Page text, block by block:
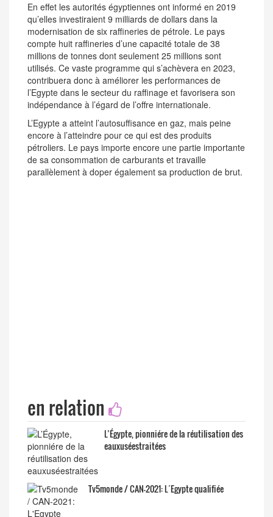
En effet les autorités égyptiennes ont informé en 2019
qu’elles investiraient 9 milliards de dollars dans la
modernisation de six raffineries de pétrole. Le pays
compte huit raffineries d’une capacité totale de 38
millions de tonnes dont seulement 25 millions sont
utilisés. Ce vaste programme qui s’achèvera en 2023,
contribuera donc à améliorer les performances de
l’Egypte dans le secteur du raffinage et favorisera son
indépendance à l’égard de l’offre internationale.
L’Egypte a atteint l’autosuffisance en gaz, mais peine
encore à l’atteindre pour ce qui est des produits
pétroliers. Le pays importe encore une partie importante
de sa consommation de carburants et travaille
parallèlement à doper également sa production de brut.
en relation
L’Égypte, pionniére de la réutilisation des
eauxuséestraitées
Tv5monde / CAN-2021: L´Egypte qualifiée